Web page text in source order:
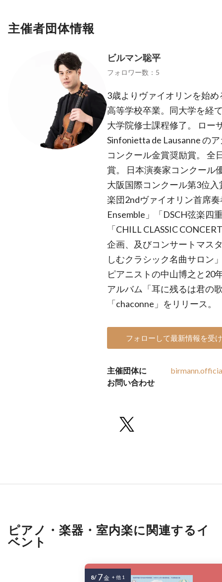
主催者団体情報
ビルマン聡平
フォロワー数：5
3歳よりヴァイオリンを始
高等学校卒業。同大学を経
大学院修士課程修了。 ロー
Sinfonietta de Lausanne の
コンクール金賞奨励賞。 全
賞。 日本演奏家コンクール
大阪国際コンクール第3位
楽団2ndヴァイオリン首席
Ensemble」「DSCH弦楽四
「CHILL CLASSIC
企画、及びコンサートマス
しむクラシック名曲サロン
ピアニストの中山博之と20
アルバム「耳に残るは君の
「chaconne」をリリース。
フォローして最新情報を受
主催団体に
お問い合わせ
ピアノ・楽器・室内楽に関連するイ
ベント
8/ 7金 + 他 1